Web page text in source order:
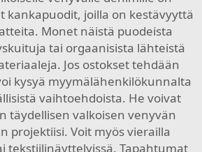
kankapuodit, joilla on kestävyyttä
Monet näistä puodeista
tai orgaanisista lähteistä
Jos ostokset tehdään
kysyä myymälähenkilökunnalta
vaihtoehdoista. He voivat
täydellisen valkoisen venyvän
projektiisi. Voit myös vierailla
tekstiilinäyttelyissä. Tapahtumat